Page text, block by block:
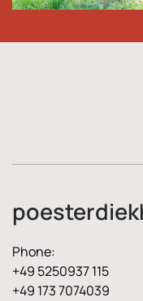
Phone:
+49 5250937 115
+49 173 7074039